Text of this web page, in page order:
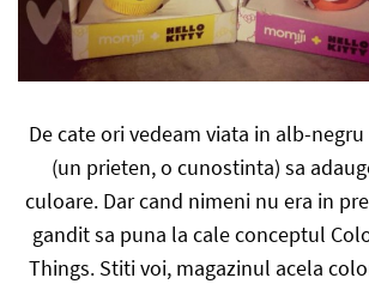
De cate ori vedeam viata in alb-negru
(un prieten, o cunostinta) sa
culoare. Dar cand nimeni nu era in
gandit sa puna la cale conceptul
Things. Stiti voi, magazinul acela